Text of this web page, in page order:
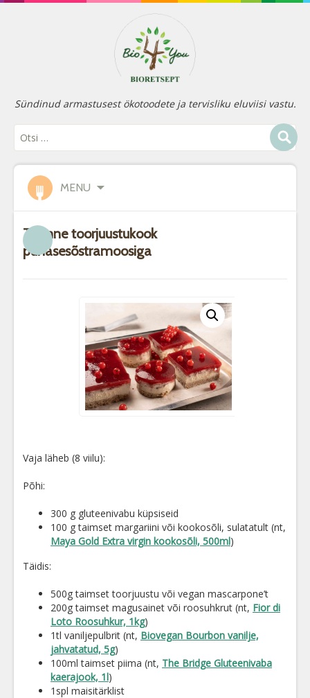
Sündinud armastusest ökotoodete ja tervisliku eluviisi vastu.
MENU
Taimne toorjuustukook
punasesõstramoosiga
Vaja läheb (8 viilu):
Põhi:
300 g gluteenivabu küpsiseid
100 g taimset margariini või kookosõli, sulatatult (nt,
Maya Gold Extra virgin kookosõli, 500ml)
Täidis:
500g taimset toorjuustu või vegan mascarpone’t
200g taimset magusainet või roosuhkrut (nt, Fior di
Loto Roosuhkur, 1kg)
1tl vaniljepulbrit (nt, Biovegan Bourbon vanilje,
jahvatatud, 5g)
100ml taimset piima (nt, The Bridge Gluteenivaba
kaerajook, 1l)
1spl maisitärklist